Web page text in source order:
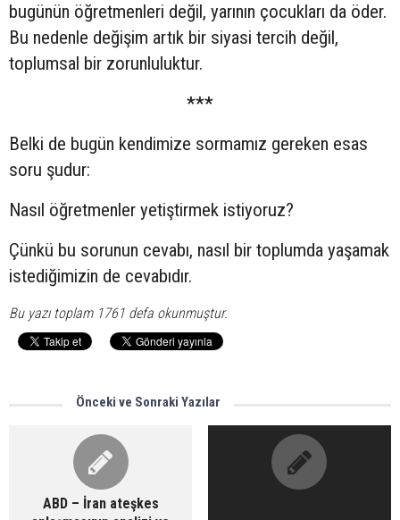
bugünün öğretmenleri değil, yarının çocukları da öder.
Bu nedenle değişim artık bir siyasi tercih değil,
toplumsal bir zorunluluktur.
***
Belki de bugün kendimize sormamız gereken esas
soru şudur:
Nasıl öğretmenler yetiştirmek istiyoruz?
Çünkü bu sorunun cevabı, nasıl bir toplumda yaşamak
istediğimizin de cevabıdır.
Bu yazı toplam 1761 defa okunmuştur.
Önceki ve Sonraki Yazılar
ABD – İran ateşkes